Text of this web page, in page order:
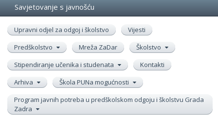
Savjetovanje s javnošću
Upravni odjel za odgoj i školstvo
Vijesti
Predškolstvo
Mreža ZaDar
Školstvo
Stipendiranje učenika i studenata
Kontakti
Arhiva
Škola PUNa mogućnosti
Program javnih potreba u predškolskom odgoju i školstvu Grada
Zadra